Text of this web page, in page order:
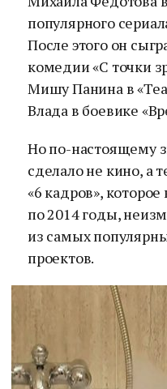
популярного
После этого он
комедии «С точки
Мишу Панина в
Влада в боевике
Но по-настоящему
сделало не кино, а
«6 кадров»,
по 2014 годы,
из самых
проектов.